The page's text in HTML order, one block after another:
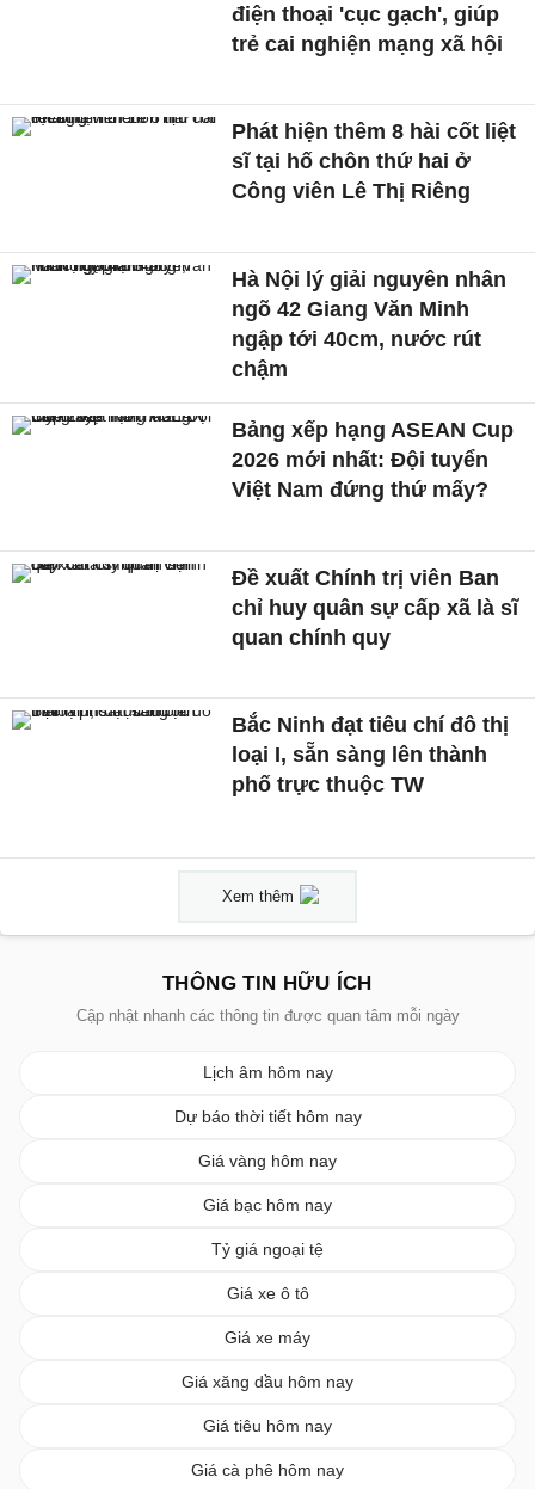
điện thoại 'cục gạch', giúp
trẻ cai nghiện mạng xã hội
Phát hiện thêm 8 hài cốt liệt
sĩ tại hố chôn thứ hai ở
Công viên Lê Thị Riêng
Hà Nội lý giải nguyên nhân
ngõ 42 Giang Văn Minh
ngập tới 40cm, nước rút
chậm
Bảng xếp hạng ASEAN Cup
2026 mới nhất: Đội tuyển
Việt Nam đứng thứ mấy?
Đề xuất Chính trị viên Ban
chỉ huy quân sự cấp xã là sĩ
quan chính quy
Bắc Ninh đạt tiêu chí đô thị
loại I, sẵn sàng lên thành
phố trực thuộc TW
Xem thêm
THÔNG TIN HỮU ÍCH
Cập nhật nhanh các thông tin được quan tâm mỗi ngày
Lịch âm hôm nay
Dự báo thời tiết hôm nay
Giá vàng hôm nay
Giá bạc hôm nay
Tỷ giá ngoại tệ
Giá xe ô tô
Giá xe máy
Giá xăng dầu hôm nay
Giá tiêu hôm nay
Giá cà phê hôm nay